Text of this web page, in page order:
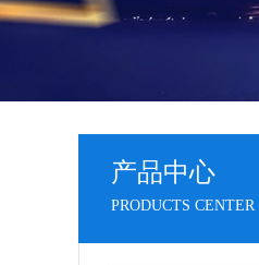
产品中心
PRODUCTS CENTER